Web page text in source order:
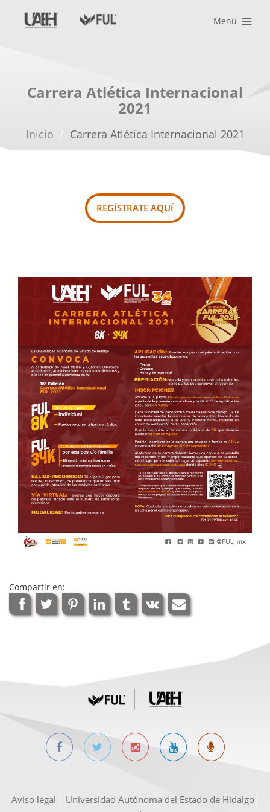
Toggle
Menú
Carrera Atlética Internacional
2021
Inicio / Carrera Atlética Internacional 2021
REGÍSTRATE AQUÍ
Compartir en:
Aviso legal Universidad Autónoma del Estado de Hidalgo